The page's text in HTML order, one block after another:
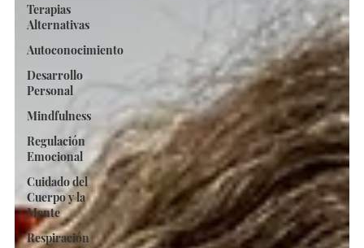
Terapias
Alternativas
Autoconocimiento
Desarrollo
Personal
Mindfulness
Regulación
Emocional
Cuidado del
Cuerpo y la
Mente
Respiración